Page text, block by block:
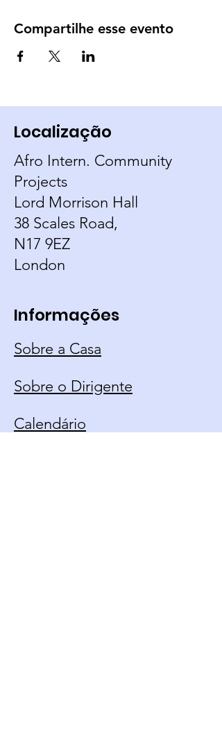
Compartilhe esse evento
Localização
Afro Intern. Community
Projects
Lord Morrison Hall
38 Scales Road,
N17 9EZ
London
Informações
Sobre a Casa
Sobre o Dirigente
Calendário